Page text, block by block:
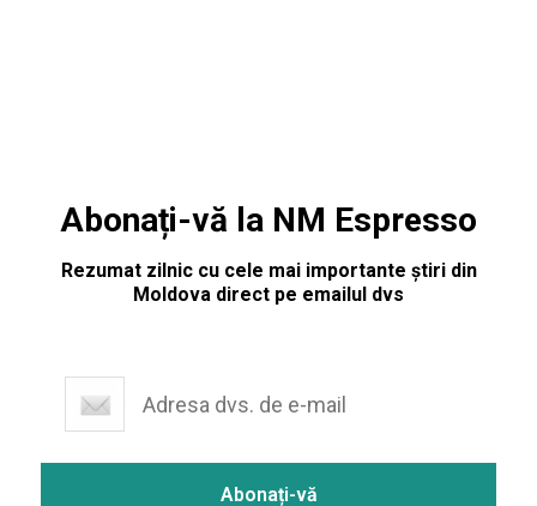
Abonați-vă la NM Espresso
Rezumat zilnic cu cele mai importante știri din
Moldova direct pe emailul dvs